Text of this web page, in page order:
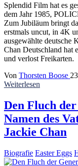
Splendid Film hat es
dem Jahr 1985,
Zum Jubiläum bringt
erstmals uncut, in 4K
ausgewählte deutsche
Chan Deutschland hat
und verlost Freikarten.
Von Thorsten Boose
Weiterlesen
Den Fluch
Namen des
Jackie Chan
Biografie Easter Eggs